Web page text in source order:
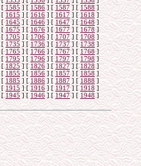
[1585 ] [ 1586] [1587] [ 1588]
[ 1615] [1616] [1617] [1618 ]
[ 1645] [1646 ] [ 1647] [1648 ]
[1675 ] [ 1676] [1677] [ 1678]
[ 1705 ] [ 1706 ] [1707 ] [ 1708 ]
[1735 ] [ 1736 ] [ 1737] [ 1738]
[1765 ] [1766] [1767] [ 1768]
[ 1795] [1796] [1797] [ 1798]
[1825] [1826 ] [ 1827] [1828]
[1855] [ 1856 ] [1857] [1858]
[ 1885 ] [ 1886 ] [ 1887 ] [ 1888]
[ 1915 ] [ 1916 ] [ 1917] [ 1918 ]
[ 1945 ] [1946] [ 1947] [ 1948 ]